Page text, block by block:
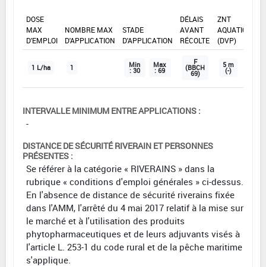
DOSE
MAX
D'EMPLOI
NOMBRE MAX
D'APPLICATION
STADE
D'APPLICATION
DÉLAIS
AVANT
RÉCOLTE
ZNT
AQUATIQUE
(DVP)
1 L/ha 1 Min
: 30
Max
: 69
F
(BBCH
69)
5 m
(-)
INTERVALLE MINIMUM ENTRE APPLICATIONS :
-
DISTANCE DE SÉCURITÉ RIVERAIN ET PERSONNES
PRÉSENTES :
Se référer à la catégorie « RIVERAINS » dans la
rubrique « conditions d'emploi générales » ci-dessus.
En l'absence de distance de sécurité riverains fixée
dans l'AMM, l'arrêté du 4 mai 2017 relatif à la mise sur
le marché et à l'utilisation des produits
phytopharmaceutiques et de leurs adjuvants visés à
l'article L. 253-1 du code rural et de la pêche maritime
s'applique.